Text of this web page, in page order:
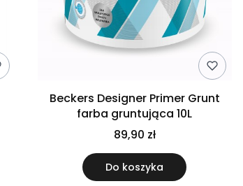
Beckers Designer Primer Grunt
farba gruntująca 10L
89,90 zł
Do koszyka